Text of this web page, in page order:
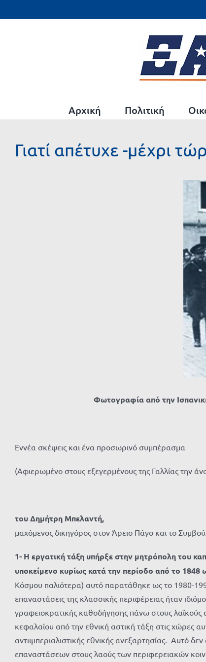
στο
Αρχική Πολιτική
Γιατί απέτυχε -μέχρι
Φωτογραφία από την
Eννέα σκέψεις και ένα προσωρινό συμπέρασμα
(Αφιερωμένο στους εξεγερμένους της Γαλλίας την
του Δημήτρη Μπελαντή,
μαχόμενος δικηγόρος στον Άρειο Πάγο και το
1- Η εργατική τάξη υπήρξε στην μητρόπολη του
υποκείμενο κυρίως κατά την περίοδο από το
Κόσμου παλιότερα) αυτό παρατάθηκε ως το 1980-
επαναστάσεις της κλασσικής περιφέρειας ήταν
γραφειοκρατικής καθοδήγησης πάνω στους
κεφαλαίου από την εθνική αστική τάξη στις χώρες
αντιιμπεριαλιστικής εθνικής ανεξαρτησίας. Αυτό
επαναστάσεων στους λαούς των περιφερειακών